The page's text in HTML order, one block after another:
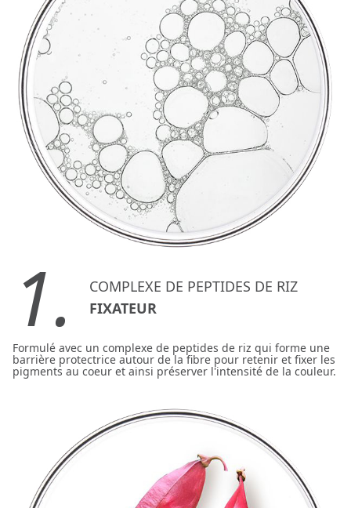
1.
COMPLEXE DE PEPTIDES DE RIZ
FIXATEUR
Formulé avec un complexe de peptides de riz qui forme une
barrière protectrice autour de la fibre pour retenir et fixer les
pigments au coeur et ainsi préserver l'intensité de la couleur.